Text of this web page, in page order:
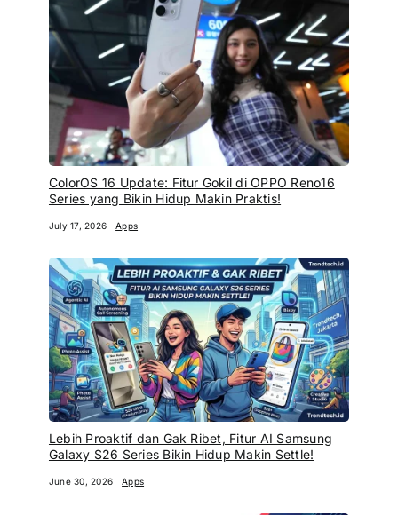
ColorOS 16 Update: Fitur Gokil di OPPO Reno16
Series yang Bikin Hidup Makin Praktis!
July 17, 2026 Apps
Lebih Proaktif dan Gak Ribet, Fitur AI Samsung
Galaxy S26 Series Bikin Hidup Makin Settle!
June 30, 2026 Apps